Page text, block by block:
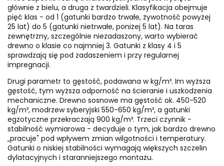
głównie z bielu, a druga z twardzieli. Klasyfikacja obejmuje
pięć klas - od 1 (gatunki bardzo trwałe, żywotność powyżej
25 lat) do 5 (gatunki nietrwałe, poniżej 5 lat). Na taras
zewnętrzny, szczególnie niezadaszony, warto wybierać
drewno o klasie co najmniej 3. Gatunki z klasy 4 i 5
sprawdzają się pod zadaszeniem i przy regularnej
impregnacji.
Drugi parametr to gęstość, podawana w kg/m³. Im wyższa
gęstość, tym wyższa odporność na ścieranie i uszkodzenia
mechaniczne. Drewno sosnowe ma gęstość ok. 450-520
kg/m³, modrzew syberyjski 550-650 kg/m³, a gatunki
egzotyczne przekraczają 900 kg/m³. Trzeci czynnik -
stabilność wymiarowa - decyduje o tym, jak bardzo drewno
„pracuje" pod wpływem zmian wilgotności i temperatury.
Gatunki o niskiej stabilności wymagają większych szczelin
dylatacyjnych i staranniejszego montażu.